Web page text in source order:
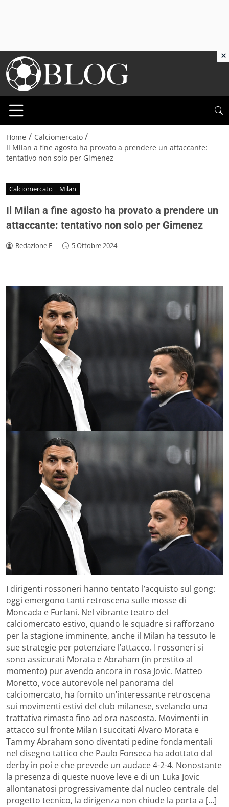
Home / Calciomercato /
Il Milan a fine agosto ha provato a prendere un attaccante:
tentativo non solo per Gimenez
Calciomercato Milan
Il Milan a fine agosto ha provato a prendere un
attaccante: tentativo non solo per Gimenez
Redazione F - 5 Ottobre 2024
I dirigenti rossoneri hanno tentato l’acquisto sul gong:
oggi emergono tanti retroscena sulle mosse di
Moncada e Furlani. Nel vibrante teatro del
calciomercato estivo, quando le squadre si rafforzano
per la stagione imminente, anche il Milan ha tessuto le
sue strategie per potenziare l’attacco. I rossoneri si
sono assicurati Morata e Abraham (in prestito al
momento) pur avendo ancora in rosa Jovic. Matteo
Moretto, voce autorevole nel panorama del
calciomercato, ha fornito un’interessante retroscena
sui movimenti estivi del club milanese, svelando una
trattativa rimasta fino ad ora nascosta. Movimenti in
attacco sul fronte Milan I succitati Alvaro Morata e
Tammy Abraham sono diventati pedine fondamentali
nel disegno tattico che Paulo Fonseca ha adottato dal
derby in poi e che prevede un audace 4-2-4. Nonostante
la presenza di queste nuove leve e di un Luka Jovic
allontanatosi progressivamente dal nucleo centrale del
progetto tecnico, la dirigenza non chiude la porta a […]
×